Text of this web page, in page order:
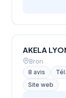
AKELA
Bron
8 avis
Site web